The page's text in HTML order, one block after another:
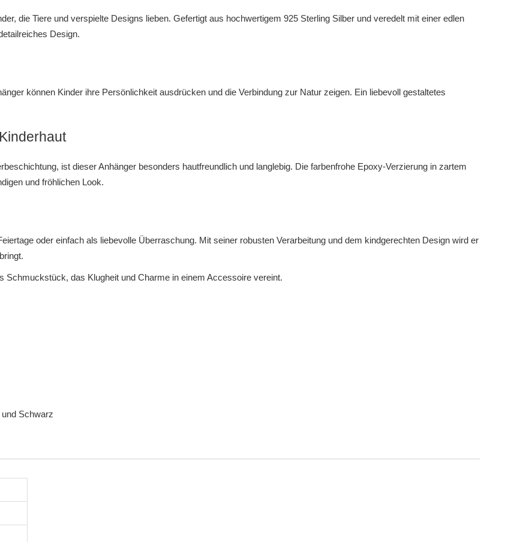
die Tiere und verspielte Designs lieben. Gefertigt aus hochwertigem 925 Sterling Silber und veredelt mit einer edlen
Design.
können Kinder ihre Persönlichkeit ausdrücken und die Verbindung zur Natur zeigen. Ein liebevoll gestaltetes
ist dieser Anhänger besonders hautfreundlich und langlebig. Die farbenfrohe Epoxy-Verzierung in zartem
und fröhlichen Look.
oder einfach als liebevolle Überraschung. Mit seiner robusten Verarbeitung und dem kindgerechten Design wird er
Schmuckstück, das Klugheit und Charme in einem Accessoire vereint.
Schwarz